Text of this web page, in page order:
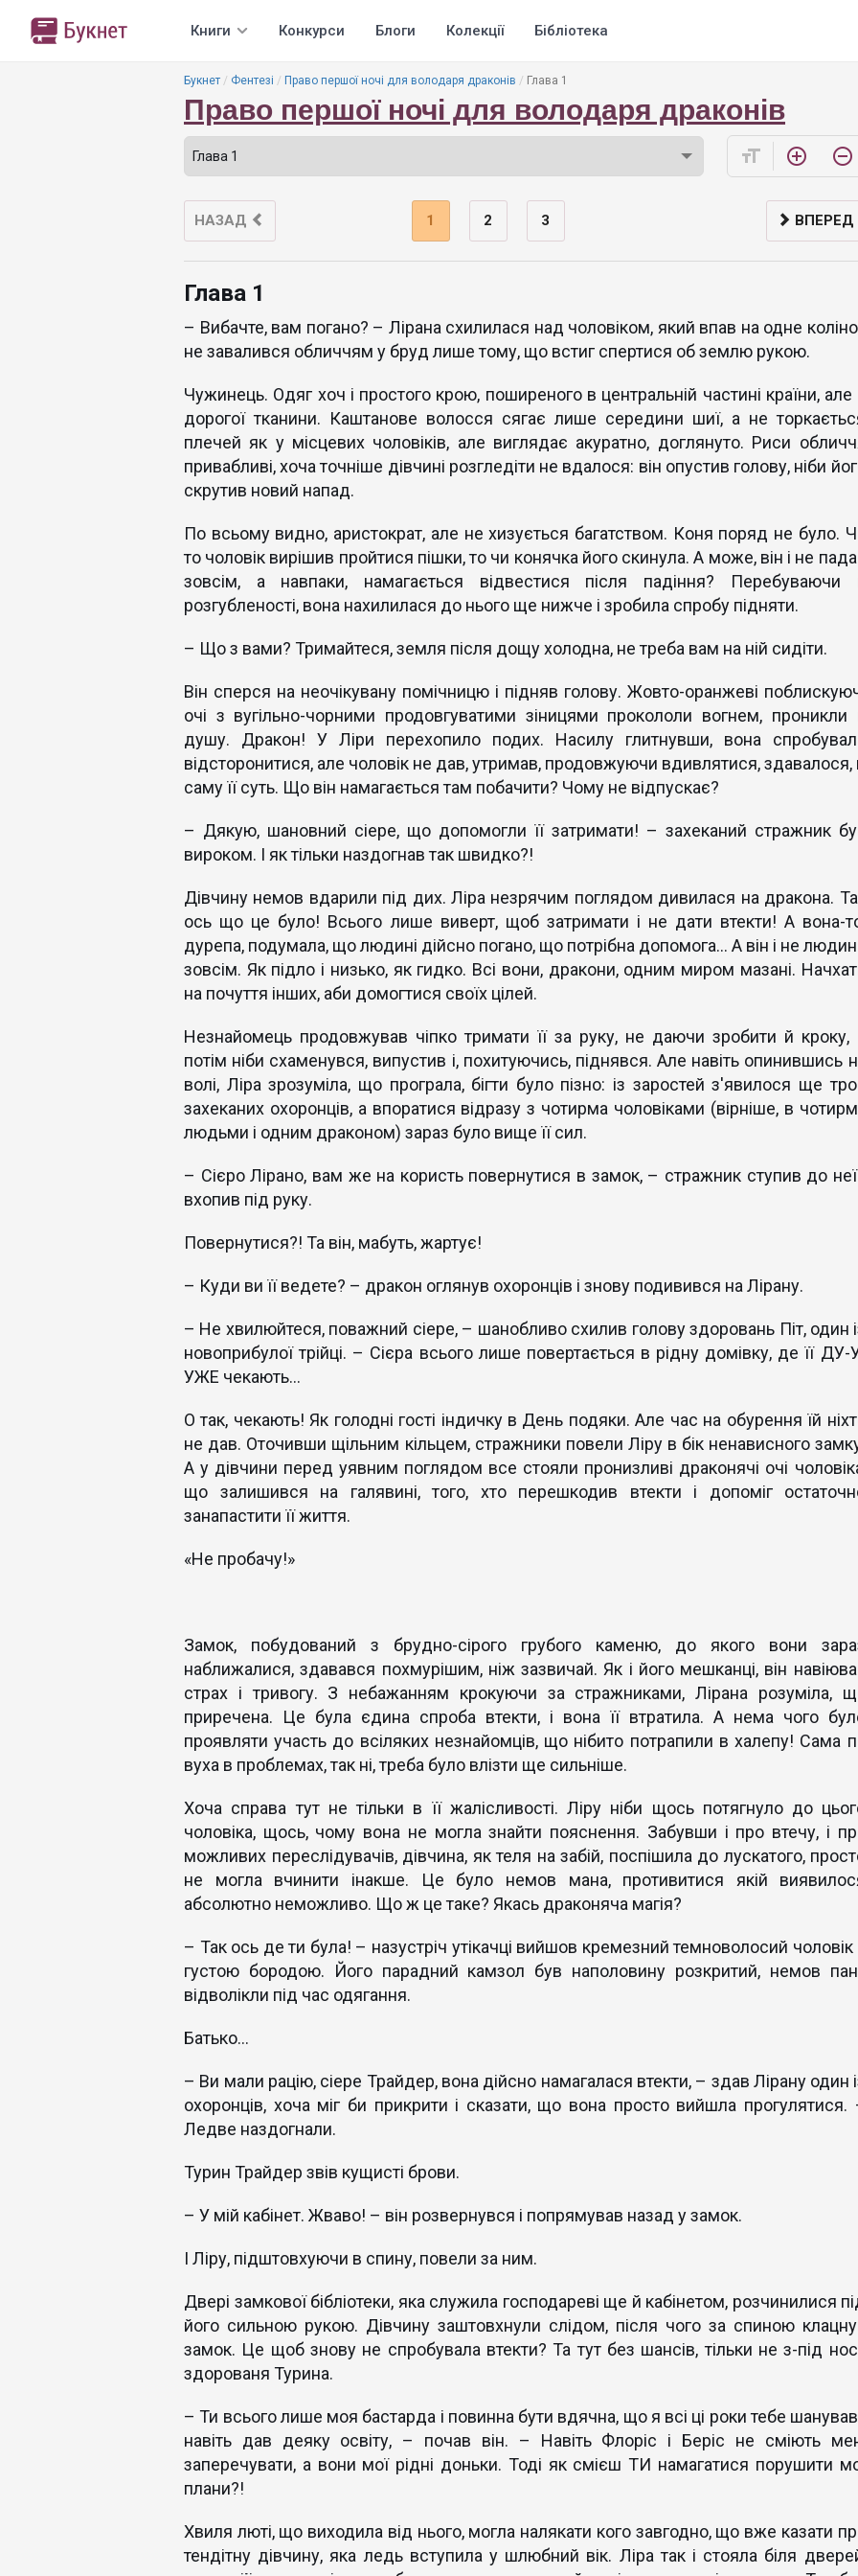
Книги Конкурси Блоги Колекції Бібліотека
Букнет Фентезі Право першої ночі для володаря драконів Глава 1
Право першої ночі для володаря драконів
format_size add_circle_outline remove_circle_outline
НАЗАД 1 2 3 ВПЕРЕД
Глава 1
– Вибачте, вам погано? – Лірана схилилася над чоловіком, який впав на одне коліно
не завалився обличчям у бруд лише тому, що встиг спертися об землю рукою.
Чужинець. Одяг хоч і простого крою, поширеного в центральній частині країни, але
дорогої тканини. Каштанове волосся сягає лише середини шиї, а не
плечей як у місцевих чоловіків, але виглядає акуратно, доглянуто. Риси
привабливі, хоча точніше дівчині розгледіти не вдалося: він опустив голову, ніби
скрутив новий напад.
По всьому видно, аристократ, але не хизується багатством. Коня поряд не було.
то чоловік вирішив пройтися пішки, то чи конячка його скинула. А може, він і не
зовсім, а навпаки, намагається відвестися після падіння? Перебуваючи
розгубленості, вона нахилилася до нього ще нижче і зробила спробу підняти.
– Що з вами? Тримайтеся, земля після дощу холодна, не треба вам на ній сидіти.
Він сперся на неочікувану помічницю і підняв голову. Жовто-оранжеві
очі з вугільно-чорними продовгуватими зіницями прокололи вогнем, проникли
душу. Дракон! У Ліри перехопило подих. Насилу глитнувши, вона
відсторонитися, але чоловік не дав, утримав, продовжуючи вдивлятися, здавалося,
саму її суть. Що він намагається там побачити? Чому не відпускає?
– Дякую, шановний сіере, що допомогли її затримати! – захеканий стражник
вироком. І як тільки наздогнав так швидко?!
Дівчину немов вдарили під дих. Ліра незрячим поглядом дивилася на дракона.
ось що це було! Всього лише виверт, щоб затримати і не дати втекти! А вона-
дурепа, подумала, що людині дійсно погано, що потрібна допомога... А він і не
зовсім. Як підло і низько, як гидко. Всі вони, дракони, одним миром мазані.
на почуття інших, аби домогтися своїх цілей.
Незнайомець продовжував чіпко тримати її за руку, не даючи зробити й кроку,
потім ніби схаменувся, випустив і, похитуючись, піднявся. Але навіть опинившись
волі, Ліра зрозуміла, що програла, бігти було пізно: із заростей з'явилося ще
захеканих охоронців, а впоратися відразу з чотирма чоловіками (вірніше, в
людьми і одним драконом) зараз було вище її сил.
– Сієро Лірано, вам же на користь повернутися в замок, – стражник ступив до неї
вхопив під руку.
Повернутися?! Та він, мабуть, жартує!
– Куди ви її ведете? – дракон оглянув охоронців і знову подивився на Лірану.
– Не хвилюйтеся, поважний сіере, – шанобливо схилив голову здоровань Піт, один
новоприбулої трійці. – Сієра всього лише повертається в рідну домівку, де її ДУ-
УЖЕ чекають...
О так, чекають! Як голодні гості індичку в День подяки. Але час на обурення їй
не дав. Оточивши щільним кільцем, стражники повели Ліру в бік ненависного
А у дівчини перед уявним поглядом все стояли пронизливі драконячі очі
що залишився на галявині, того, хто перешкодив втекти і допоміг
занапастити її життя.
«Не пробачу!»
Замок, побудований з брудно-сірого грубого каменю, до якого вони
наближалися, здавався похмурішим, ніж зазвичай. Як і його мешканці, він
страх і тривогу. З небажанням крокуючи за стражниками, Лірана розуміла,
приречена. Це була єдина спроба втекти, і вона її втратила. А нема чого
проявляти участь до всіляких незнайомців, що нібито потрапили в халепу! Сама
вуха в проблемах, так ні, треба було влізти ще сильніше.
Хоча справа тут не тільки в її жалісливості. Ліру ніби щось потягнуло до
чоловіка, щось, чому вона не могла знайти пояснення. Забувши і про втечу, і
можливих переслідувачів, дівчина, як теля на забій, поспішила до лускатого,
не могла вчинити інакше. Це було немов мана, противитися якій
абсолютно неможливо. Що ж це таке? Якась драконяча магія?
– Так ось де ти була! – назустріч утікачці вийшов кремезний темноволосий чоловік
густою бородою. Його парадний камзол був наполовину розкритий, немов
відволікли під час одягання.
Батько...
– Ви мали рацію, сіере Трайдер, вона дійсно намагалася втекти, – здав Лірану один
охоронців, хоча міг би прикрити і сказати, що вона просто вийшла прогулятися.
Ледве наздогнали.
Турин Трайдер звів кущисті брови.
– У мій кабінет. Жваво! – він розвернувся і попрямував назад у замок.
І Ліру, підштовхуючи в спину, повели за ним.
Двері замкової бібліотеки, яка служила господареві ще й кабінетом, розчинилися
його сильною рукою. Дівчину заштовхнули слідом, після чого за спиною
замок. Це щоб знову не спробувала втекти? Та тут без шансів, тільки не з-під
здорованя Турина.
– Ти всього лише моя бастарда і повинна бути вдячна, що я всі ці роки тебе шанував
навіть дав деяку освіту, – почав він. – Навіть Флоріс і Беріс не сміють
заперечувати, а вони мої рідні доньки. Тоді як смієш ТИ намагатися порушити
плани?!
Хвиля люті, що виходила від нього, могла налякати кого завгодно, що вже казати
тендітну дівчину, яка ледь вступила у шлюбний вік. Ліра так і стояла біля